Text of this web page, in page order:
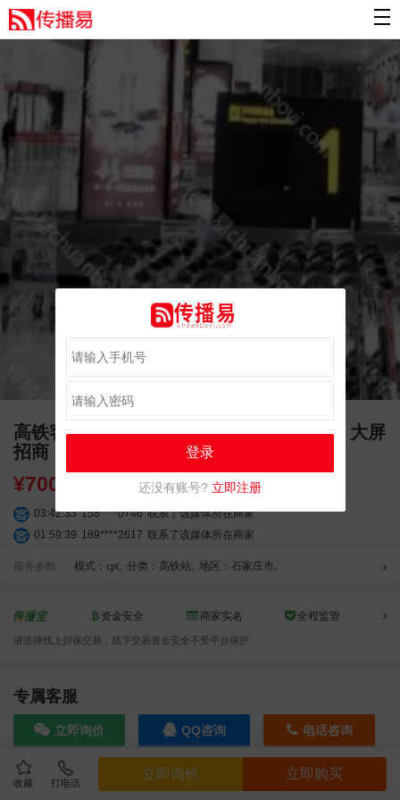
收藏 打电话
立即询价 立即购买
高铁客流宣传点位 高邑西站独立刷屏 LED 大屏
招商
¥7000.00
03:42:33 158****0746 联系了该媒体所在商家
01:59:39 189****2617 联系了该媒体所在商家
04:12:36 181****8167
联系了该媒体所在商家
01:50:54
192****2334
联系了该媒体所在商家
03:40:56 157****6971 联系了该媒体所在商家
04:09:07
11:44:28 130****3379
联系了该媒体所在商家
08:36:41 191****0991 联系了该媒体所在商家
05:24:34
联系了该媒体所在商家
06:11:20
166****9198
服务参数 模式：cpt, 分类：高铁站, 地区：石家庄市,
资金安全 商家实名 全程监管
请选择线上担保交易，线下交易资金安全不受平台保护
专属客服
立即询价 QQ咨询 电话咨询
效果截图
登录
还没有账号? 立即注册